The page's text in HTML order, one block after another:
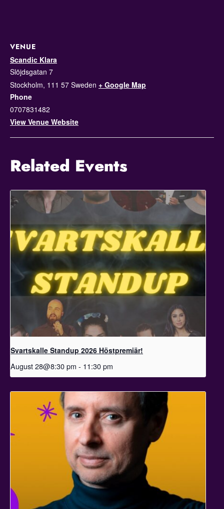
VENUE
Scandic Klara
Slöjdsgatan 7
Stockholm, 111 57 Sweden + Google Map
Phone
0707831482
View Venue Website
Related Events
Svartskalle Standup 2026 Höstpremiär!
August 28@8:30 pm - 11:30 pm